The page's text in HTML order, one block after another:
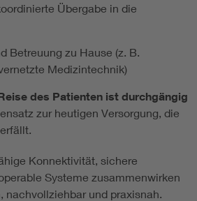
Übergabe in die
Betreuung zu Hause (z. B.
Medizintechnik)
des Patienten ist durchgängig
zur heutigen Versorgung, die
Konnektivität, sichere
Systeme zusammenwirken
nachvollziehbar und praxisnah.